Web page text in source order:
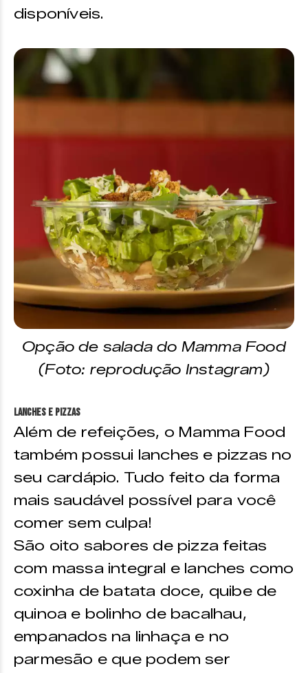
disponíveis.
Opção de salada do Mamma Food
(Foto: reprodução Instagram)
Lanches e pizzas
Além de refeições, o Mamma Food
também possui lanches e pizzas no
seu cardápio. Tudo feito da forma
mais saudável possível para você
comer sem culpa!
São oito sabores de pizza feitas
com massa integral e lanches como
coxinha de batata doce, quibe de
quinoa e bolinho de bacalhau,
empanados na linhaça e no
parmesão e que podem ser